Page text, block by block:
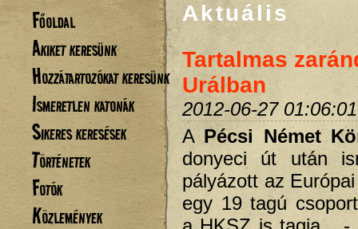
Főoldal
Akiket keresünk
Hozzátartozókat keresünk
Ismeretlen katonák
Sikeres keresések
Történetek
Fotók
Közlemények
Aktuális
Tartalmas
Urálban
2012-06-27 01:06:01
A Pécsi Német
donyeci út után
pályázott az
egy 19 tagú